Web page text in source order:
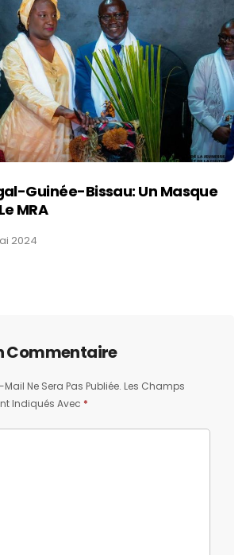
Guinée-Bissau: Un Masque
MRA
2024
Commentaire
Ne Sera Pas Publiée. Les Champs
Indiqués Avec *